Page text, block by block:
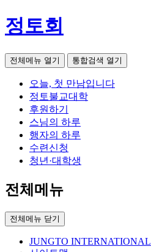
정토회
전체메뉴 열기 통합검색 열기
오늘, 첫 만남입니다
정토불교대학
후원하기
스님의 하루
행자의 하루
수련신청
청년·대학생
전체메뉴
전체메뉴 닫기
JUNGTO INTERNATIONAL